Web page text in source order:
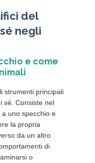
del
negli
e come
strumenti principali
sé. Consiste nel
uno specchio e
la propria
da un altro
di
o